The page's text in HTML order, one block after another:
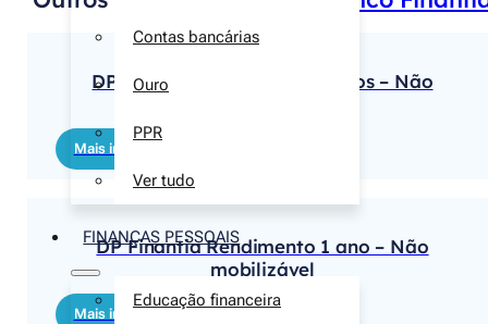
Contas bancárias
Ouro
PPR
Ver tudo
FINANÇAS PESSOAIS
Educação financeira
DP Finantia Rendimento 2 anos – Não
Mais informações
DP Finantia Rendimento 1 ano – Não
mobilizável
Mais informações